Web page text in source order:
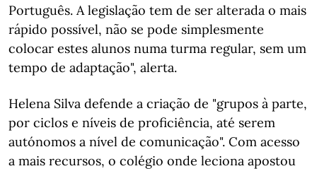
Português. A legislação tem de ser alterada o mais
rápido possível, não se pode simplesmente
colocar estes alunos numa turma regular, sem um
tempo de adaptação", alerta.
Helena Silva defende a criação de "grupos à parte,
por ciclos e níveis de proficiência, até serem
autónomos a nível de comunicação". Com acesso
a mais recursos, o colégio onde leciona apostou